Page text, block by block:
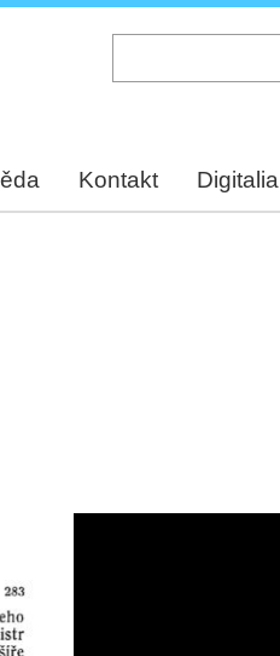
Kontakt Digitalia